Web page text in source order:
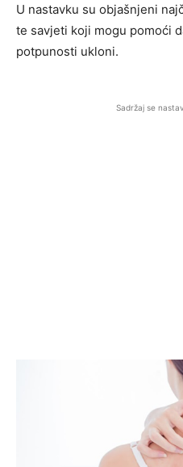
U nastavku su objašnjeni
te savjeti koji mogu pomoći
potpunosti ukloni.
Sadržaj se